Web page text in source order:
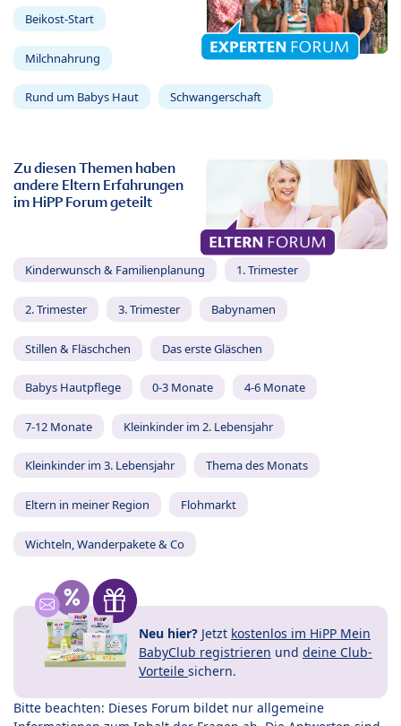
Beikost-Start
Milchnahrung
Rund um Babys Haut Schwangerschaft
Zu diesen Themen haben
andere Eltern Erfahrungen
im HiPP Forum geteilt
Kinderwunsch & Familienplanung 1. Trimester
2. Trimester 3. Trimester Babynamen
Stillen & Fläschchen Das erste Gläschen
Babys Hautpflege 0-3 Monate 4-6 Monate
7-12 Monate Kleinkinder im 2. Lebensjahr
Kleinkinder im 3. Lebensjahr Thema des Monats
Eltern in meiner Region Flohmarkt
Wichteln, Wanderpakete & Co
Neu hier? Jetzt kostenlos im HiPP Mein
BabyClub registrieren und deine Club-
Vorteile sichern.
Bitte beachten: Dieses Forum bildet nur allgemeine